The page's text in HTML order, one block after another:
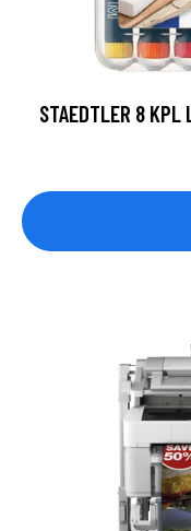
STAEDTLER 8 KPL